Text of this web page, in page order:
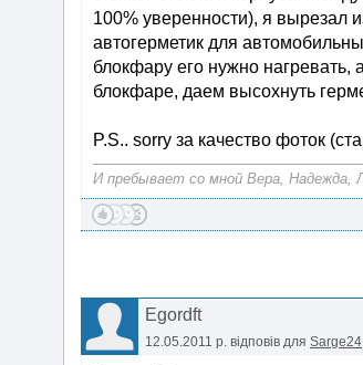
100% уверенности), я вырезал
автогерметик для
блокфару его нужно
блокфаре, даем высохнуть
P.S.. sorry за качество фоток
И пребывает со мной Вера, Надежда,
Egordft
12.05.2011 р. відповів для Sarge24